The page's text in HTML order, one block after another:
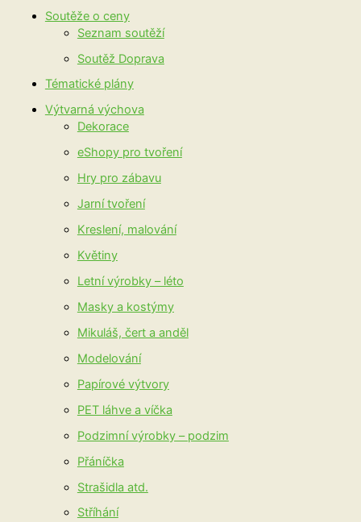
Soutěže o ceny
Seznam soutěží
Soutěž Doprava
Tématické plány
Výtvarná výchova
Dekorace
eShopy pro tvoření
Hry pro zábavu
Jarní tvoření
Kreslení, malování
Květiny
Letní výrobky – léto
Masky a kostýmy
Mikuláš, čert a anděl
Modelování
Papírové výtvory
PET láhve a víčka
Podzimní výrobky – podzim
Přáníčka
Strašidla atd.
Stříhání